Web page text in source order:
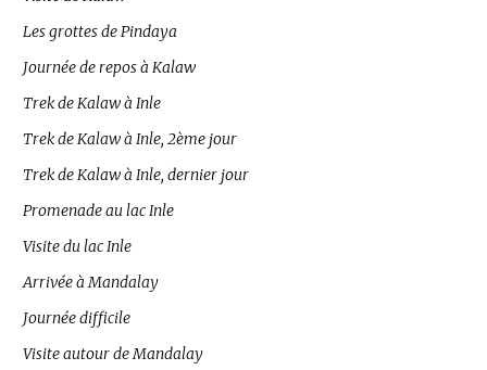
Les grottes de Pindaya
Journée de repos à Kalaw
Trek de Kalaw à Inle
Trek de Kalaw à Inle, 2ème jour
Trek de Kalaw à Inle, dernier jour
Promenade au lac Inle
Visite du lac Inle
Arrivée à Mandalay
Journée difficile
Visite autour de Mandalay